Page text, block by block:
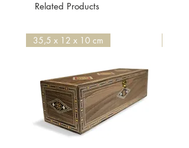
Related Products
35,5 x 12 x 10 cm